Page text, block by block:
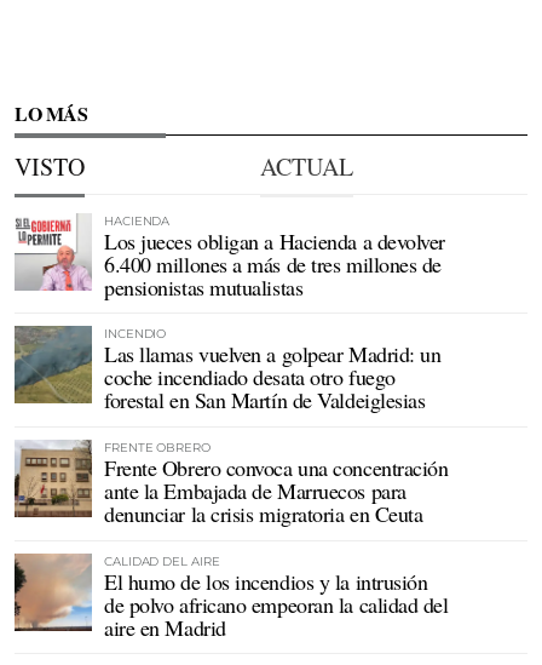
LO MÁS
VISTO ACTUAL
HACIENDA
Los jueces obligan a Hacienda a devolver
6.400 millones a más de tres millones de
pensionistas mutualistas
INCENDIO
Las llamas vuelven a golpear Madrid: un
coche incendiado desata otro fuego
forestal en San Martín de Valdeiglesias
FRENTE OBRERO
Frente Obrero convoca una concentración
ante la Embajada de Marruecos para
denunciar la crisis migratoria en Ceuta
CALIDAD DEL AIRE
El humo de los incendios y la intrusión
de polvo africano empeoran la calidad del
aire en Madrid